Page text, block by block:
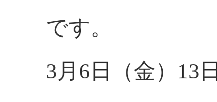
です。
3月6日（金）13